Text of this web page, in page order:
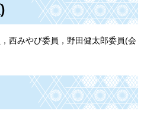
西みやび委員，野田健太郎委員(会